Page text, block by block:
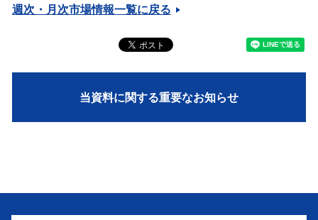
週次・月次市場情報一覧に戻る
当資料に関する重要なお知らせ